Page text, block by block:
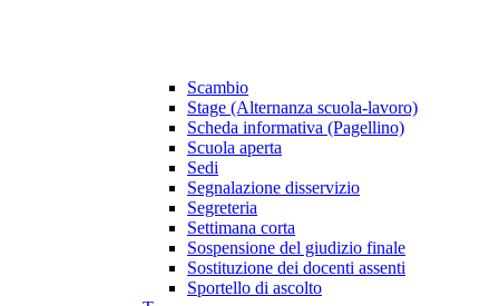
Scambio
Stage (Alternanza scuola-lavoro)
Scheda informativa (Pagellino)
Scuola aperta
Sedi
Segnalazione disservizio
Segreteria
Settimana corta
Sospensione del giudizio finale
Sostituzione dei docenti assenti
Sportello di ascolto